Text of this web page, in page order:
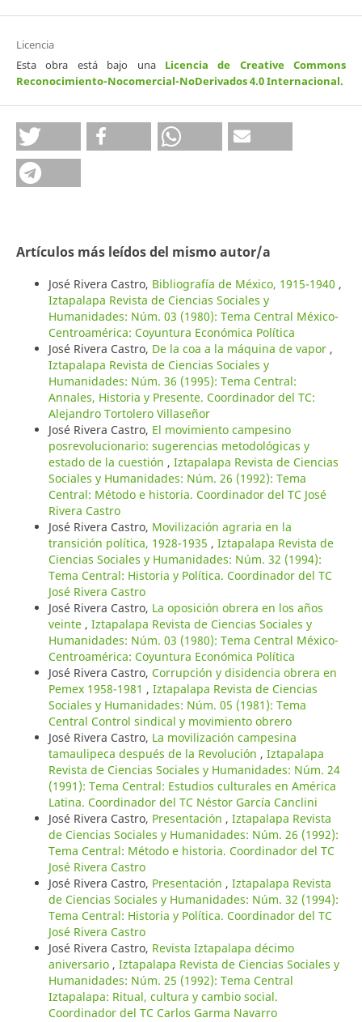
Licencia
Esta obra está bajo una Licencia de Creative Commons
Reconocimiento-Nocomercial-NoDerivados 4.0 Internacional.
Artículos más leídos del mismo autor/a
José Rivera Castro, Bibliografía de México, 1915-1940 ,
Iztapalapa Revista de Ciencias Sociales y
Humanidades: Núm. 03 (1980): Tema Central México-
Centroamérica: Coyuntura Económica Política
José Rivera Castro, De la coa a la máquina de vapor ,
Iztapalapa Revista de Ciencias Sociales y
Humanidades: Núm. 36 (1995): Tema Central:
Annales, Historia y Presente. Coordinador del TC:
Alejandro Tortolero Villaseñor
José Rivera Castro, El movimiento campesino
posrevolucionario: sugerencias metodológicas y
estado de la cuestión , Iztapalapa Revista de Ciencias
Sociales y Humanidades: Núm. 26 (1992): Tema
Central: Método e historia. Coordinador del TC José
Rivera Castro
José Rivera Castro, Movilización agraria en la
transición política, 1928-1935 , Iztapalapa Revista de
Ciencias Sociales y Humanidades: Núm. 32 (1994):
Tema Central: Historia y Política. Coordinador del TC
José Rivera Castro
José Rivera Castro, La oposición obrera en los años
veinte , Iztapalapa Revista de Ciencias Sociales y
Humanidades: Núm. 03 (1980): Tema Central México-
Centroamérica: Coyuntura Económica Política
José Rivera Castro, Corrupción y disidencia obrera en
Pemex 1958-1981 , Iztapalapa Revista de Ciencias
Sociales y Humanidades: Núm. 05 (1981): Tema
Central Control sindical y movimiento obrero
José Rivera Castro, La movilización campesina
tamaulipeca después de la Revolución , Iztapalapa
Revista de Ciencias Sociales y Humanidades: Núm. 24
(1991): Tema Central: Estudios culturales en América
Latina. Coordinador del TC Néstor García Canclini
José Rivera Castro, Presentación , Iztapalapa Revista
de Ciencias Sociales y Humanidades: Núm. 26 (1992):
Tema Central: Método e historia. Coordinador del TC
José Rivera Castro
José Rivera Castro, Presentación , Iztapalapa Revista
de Ciencias Sociales y Humanidades: Núm. 32 (1994):
Tema Central: Historia y Política. Coordinador del TC
José Rivera Castro
José Rivera Castro, Revista Iztapalapa décimo
aniversario , Iztapalapa Revista de Ciencias Sociales y
Humanidades: Núm. 25 (1992): Tema Central
Iztapalapa: Ritual, cultura y cambio social.
Coordinador del TC Carlos Garma Navarro